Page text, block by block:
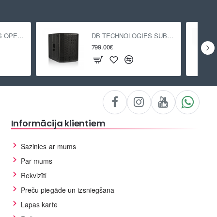
DB TECHNOLOGIES OPERA 15
DB TECHNOLOGIES SUB 618
799.00€
Informācija klientiem
Sazinies ar mums
Par mums
Rekvizīti
Preču piegāde un izsniegšana
Lapas karte